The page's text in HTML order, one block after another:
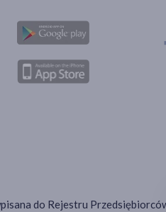
do Rejestru